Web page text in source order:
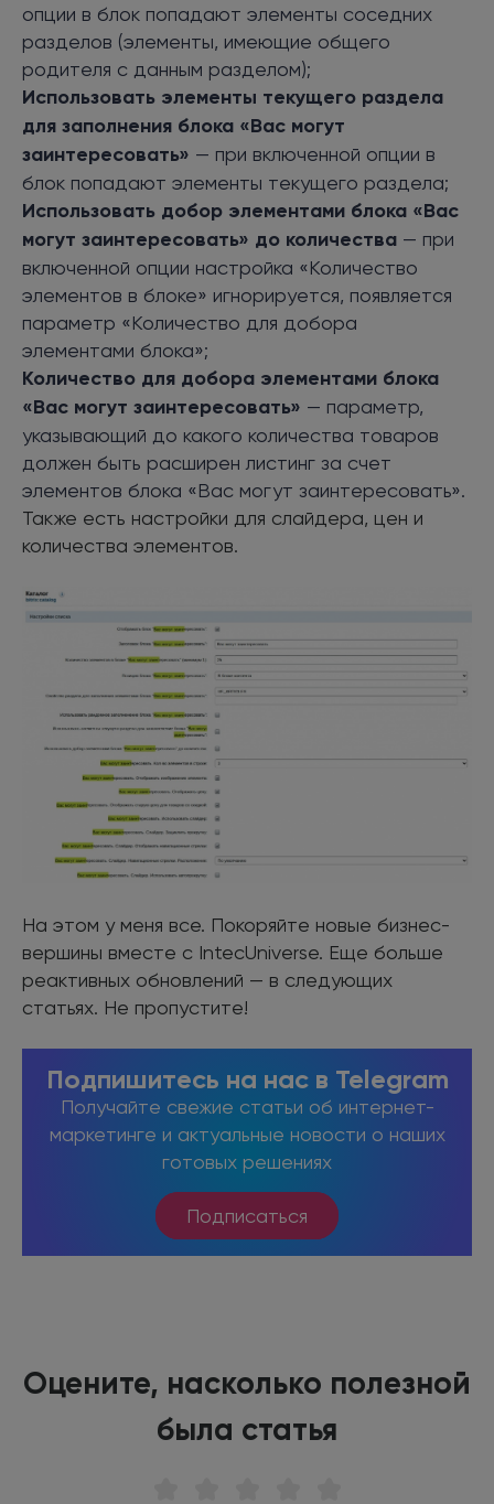
опции в блок попадают элементы соседних
разделов (элементы, имеющие общего
родителя с данным разделом);
Использовать элементы текущего раздела
для заполнения блока «Вас могут
заинтересовать» — при включенной опции в
блок попадают элементы текущего раздела;
Использовать добор элементами блока «Вас
могут заинтересовать» до количества — при
включенной опции настройка «Количество
элементов в блоке» игнорируется, появляется
параметр «Количество для добора
элементами блока»;
Количество для добора элементами блока
«Вас могут заинтересовать» — параметр,
указывающий до какого количества товаров
должен быть расширен листинг за счет
элементов блока «Вас могут заинтересовать».
Также есть настройки для слайдера, цен и
количества элементов.
На этом у меня все. Покоряйте новые бизнес-
вершины вместе с IntecUniverse. Еще больше
реактивных обновлений — в следующих
статьях. Не пропустите!
Подпишитесь на нас в Telegram
Получайте свежие статьи об интернет-
маркетинге и актуальные новости о наших
готовых решениях
Подписаться
Оцените, насколько полезной
была статья